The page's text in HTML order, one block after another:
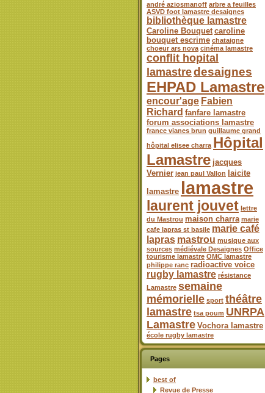
andré aziosmanoff arbre a feuilles
ASVD foot lamastre desaignes
bibliothèque lamastre
Caroline Bouquet caroline
bouquet escrime chataigne
choeur ars nova cinéma lamastre
conflit hopital
lamastredesaignes
EHPAD Lamastre
encour'age Fabien
Richard fanfare lamastre
forum associations lamastre
france vianes brun guillaume grand
hôpital elisee charra Hôpital
Lamastre jacques
Vernier jean paul Vallon
laicite
lamastre lamastre
laurent jouvet lettre
du Mastrou maison charra marie
cafe lapras st basile marie café
lapras mastrou musique aux
sources médiévale Desaignes Office
tourisme lamastre OMC lamastre
philippe ranc radioactive voice
rugby lamastre résistance
Lamastre semaine
mémorielle sport théâtre
lamastre tsa poum UNRPA
Lamastre Vochora lamastre
école rugby lamastre
Pages
best of
Revue de Presse